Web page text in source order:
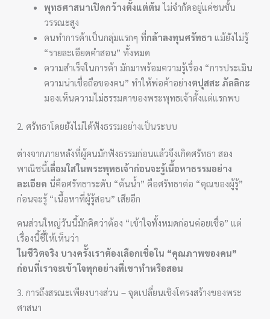
พุทธศาสนาเปิดกว้างตั้งแต่ต้น ไม่จำกัดอยู่แค่ชนชั้น
วรรณะสูง
คนทำการค้าเป็นกลุ่มแรกๆ ที่กล้าลงทุนศรัทธา แม้ยังไม่รู้
“รายละเอียดคำสอน” ทั้งหมด
ความสำเร็จในการค้า มักมาพร้อมความรู้เรื่อง “การประเมิน
ความน่าเชื่อถือของคน” ทำให้พ่อค้าอย่างตปุสสะ ภัลลิกะ
มองเห็นความไม่ธรรมดาของพระพุทธเจ้าตั้งแต่แรกพบ
2. ศรัทธาโดยยังไม่ได้ฟังธรรมอย่างเป็นระบบ
ต่างจากภายหลังที่ผู้คนมักฟังธรรมก่อนแล้วจึงเกิดศรัทธา สอง
พาณิชนี้เลื่อมใสในพระพุทธเจ้าก่อนจะรู้เนื้อหาธรรมอย่าง
ละเอียด นี่คือศรัทธาระดับ “ต้นน้ำ” คือศรัทธาต่อ “คุณของผู้รู้”
ก่อนจะรู้ “เนื้อหาที่ผู้รู้สอน” เสียอีก
คนส่วนใหญ่วันนี้มักคิดว่าต้อง “เข้าใจทั้งหมดก่อนค่อยเชื่อ” แต่
เรื่องนี้ชี้ให้เห็นว่า
ในชีวิตจริง บางครั้งเราต้องเลือกเชื่อใน “คุณภาพของคน”
ก่อนที่เราจะเข้าใจทุกอย่างที่เขาทำหรือสอน
3. การถึงสรณะเพียงบางส่วน – จุดเปลี่ยนเชิงโครงสร้างของพระ
ศาสนา